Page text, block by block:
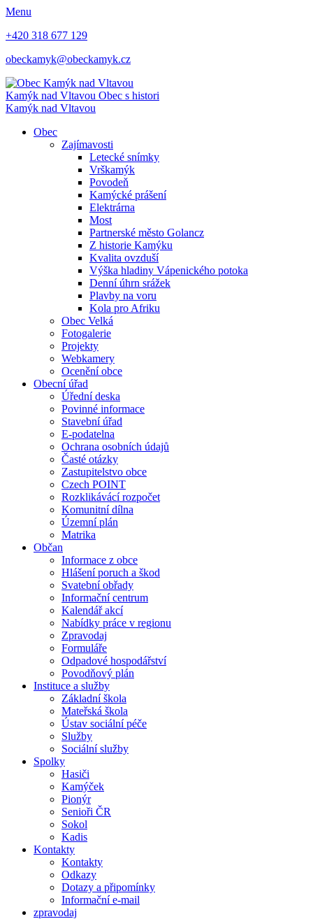
Menu
+420 318 677 129
obeckamyk@obeckamyk.cz
Kamýk nad Vltavou Obec s histori
Kamýk nad Vltavou
Obec
Zajímavosti
Letecké snímky
Vrškamýk
Povodeň
Kamýcké prášení
Elektrárna
Most
Partnerské město Golancz
Z historie Kamýku
Kvalita ovzduší
Výška hladiny Vápenického potoka
Denní úhrn srážek
Plavby na voru
Kola pro Afriku
Obec Velká
Fotogalerie
Projekty
Webkamery
Ocenění obce
Obecní úřad
Úřední deska
Povinné informace
Stavební úřad
E-podatelna
Ochrana osobních údajů
Časté otázky
Zastupitelstvo obce
Czech POINT
Rozklikávácí rozpočet
Komunitní dílna
Územní plán
Matrika
Občan
Informace z obce
Hlášení poruch a škod
Svatební obřady
Informační centrum
Kalendář akcí
Nabídky práce v regionu
Zpravodaj
Formuláře
Odpadové hospodářství
Povodňový plán
Instituce a služby
Základní škola
Mateřská škola
Ústav sociální péče
Služby
Sociální služby
Spolky
Hasiči
Kamýček
Pionýr
Senioři ČR
Sokol
Kadis
Kontakty
Kontakty
Odkazy
Dotazy a připomínky
Informační e-mail
zpravodaj